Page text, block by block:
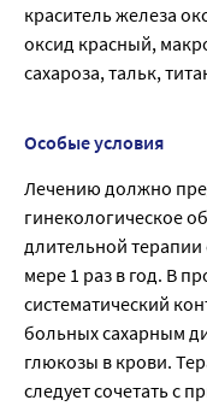
краситель железа
оксид красный,
сахароза, тальк,
Особые условия
Лечению должно
гинекологическое
длительной
мере 1 раз в год. В
систематический
больных сахарным
глюкозы в крови.
следует сочетать с